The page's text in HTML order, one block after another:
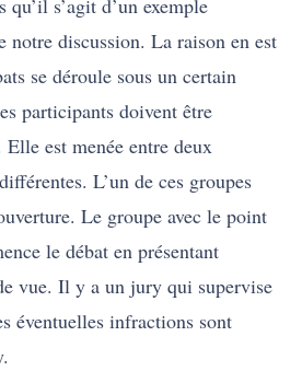
qu’il s’agit d’un exemple
notre discussion. La raison en est
se déroule sous un certain
participants doivent être
est menée entre deux
L’un de ces groupes
Le groupe avec le point
le débat en présentant
vue. Il y a un jury qui supervise
éventuelles infractions sont